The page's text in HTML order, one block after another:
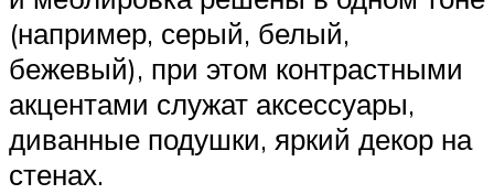
(например, серый, белый,
бежевый), при этом контрастными
акцентами служат аксессуары,
диванные подушки, яркий декор на
стенах.